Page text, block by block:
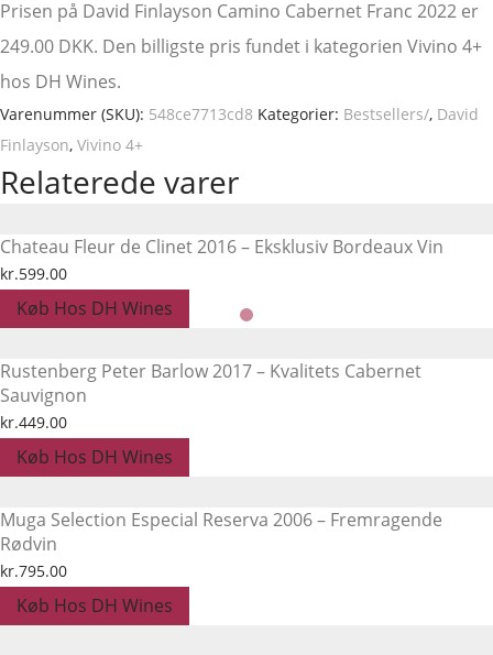
Prisen på David Finlayson Camino Cabernet Franc 2022 er
249.00 DKK. Den billigste pris fundet i kategorien Vivino 4+
hos DH Wines.
Varenummer (SKU): 548ce7713cd8 Kategorier: Bestsellers/, David
Finlayson, Vivino 4+
Relaterede varer
Chateau Fleur de Clinet 2016 – Eksklusiv Bordeaux Vin
kr.599.00
Køb Hos DH Wines
Rustenberg Peter Barlow 2017 – Kvalitets Cabernet
Sauvignon
kr.449.00
Køb Hos DH Wines
Muga Selection Especial Reserva 2006 – Fremragende
Rødvin
kr.795.00
Køb Hos DH Wines